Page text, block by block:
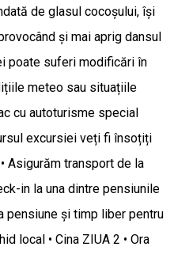
de glasul cocoșului, își
și mai aprig dansul
poate suferi modificări în
meteo sau situațiile
cu autoturisme special
excursiei veți fi însoțiți
Asigurăm transport de la
in la una dintre pensiunile
pensiune și timp liber pentru
local • Cina ZIUA 2 • Ora